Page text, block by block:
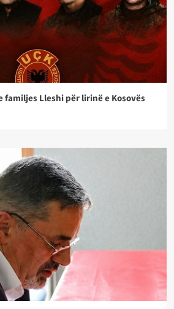
familjes Lleshi për lirinë e Kosovës